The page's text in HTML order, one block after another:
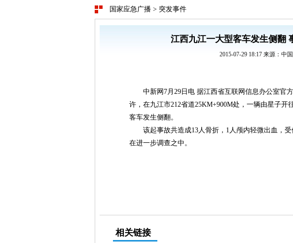
国家应急广播 > 突发事件
江西九江一大型客车发生侧翻
2015-07-29 18:17 来源：中
中新网7月29日电 据江西省互联网信息办公室官方
许，在九江市212省道25KM+900M处，一辆由星子开
客车发生侧翻。
该起事故共造成13人骨折，1人颅内轻微出血，受
在进一步调查之中。
相关链接